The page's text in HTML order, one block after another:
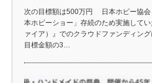
次の目標額は500万円 日本ホビー協会
本ホビーショー」存続のため実施して
ァイア）』でのクラウドファンディン
目標金額の3…